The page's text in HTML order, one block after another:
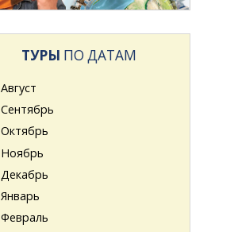
ТУРЫ ПО ДАТАМ
Август
Сентябрь
Октябрь
Ноябрь
Декабрь
Январь
Февраль